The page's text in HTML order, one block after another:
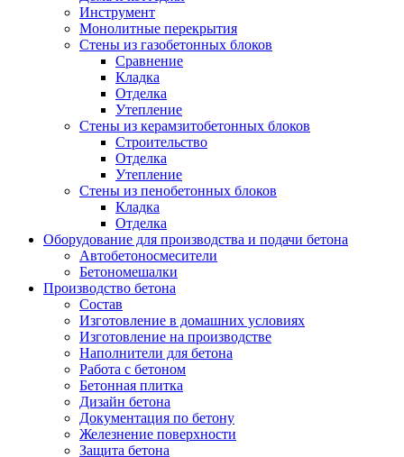
Инструмент
Монолитные перекрытия
Стены из газобетонных блоков
Сравнение
Кладка
Отделка
Утепление
Стены из керамзитобетонных блоков
Строительство
Отделка
Утепление
Стены из пенобетонных блоков
Кладка
Отделка
Оборудование для производства и подачи бетона
Автобетоносмесители
Бетономешалки
Производство бетона
Состав
Изготовление в домашних условиях
Изготовление на производстве
Наполнители для бетона
Работа с бетоном
Бетонная плитка
Дизайн бетона
Документация по бетону
Железнение поверхности
Защита бетона